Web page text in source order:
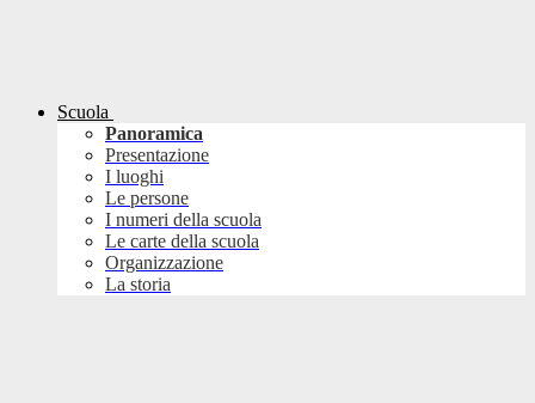
Scuola
Panoramica
Presentazione
I luoghi
Le persone
I numeri della scuola
Le carte della scuola
Organizzazione
La storia